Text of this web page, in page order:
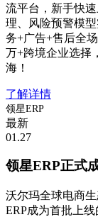
流平台，新手快
理、风险预警模
务+广告+售后全
万+跨境企业选择
海！
了解详情
领星ERP
最新
01.27
领星ERP正式
沃尔玛全球电商
ERP成为首批上